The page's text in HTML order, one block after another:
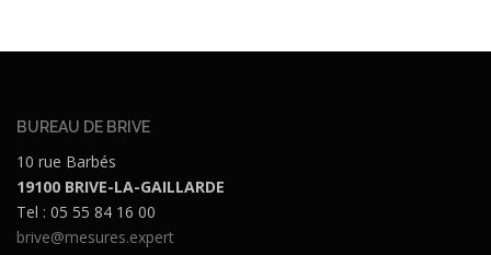
BUREAU DE BRIVE
10 rue Barbés
19100 BRIVE-LA-GAILLARDE
Tel : 05 55 84 16 00
brive@mesures.expert